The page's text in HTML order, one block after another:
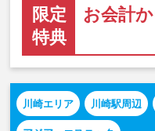
限定
特典
お会計
川崎エリア 川崎駅周辺